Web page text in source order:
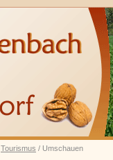
Tourismus / Umschauen